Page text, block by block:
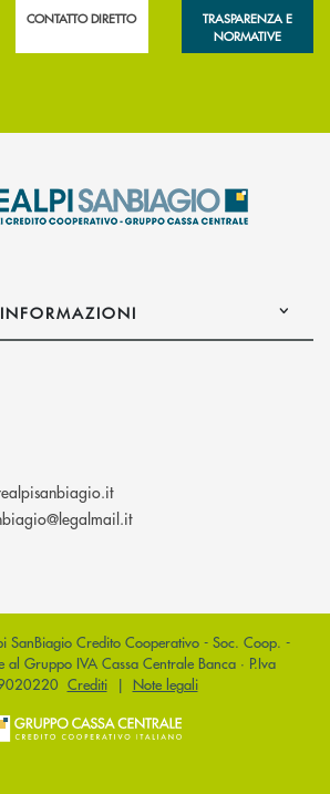
CONTATTO DIRETTO
TRASPARENZA E
NORMATIVE
INFORMAZIONI
(si apre l’app di posta
(si apre l’app di posta
Credito Cooperativo - Soc. Coop. -
al Gruppo IVA Cassa Centrale Banca · P.Iva
Crediti| Note legali